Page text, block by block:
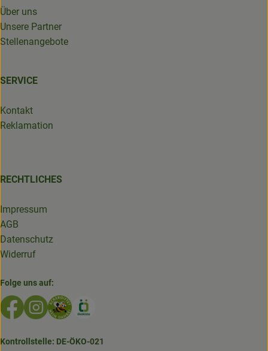
Über uns
Unsere Partner
Stellenangebote
SERVICE
Kontakt
Reklamation
RECHTLICHES
Impressum
AGB
Datenschutz
Widerruf
Folge uns auf:
Externer Link zu https://www.facebook.com/
Externer Link zu https://www.instagram.com/
Externer Link zu https://www.bioladen-
Kontrollstelle: DE-ÖKO-021